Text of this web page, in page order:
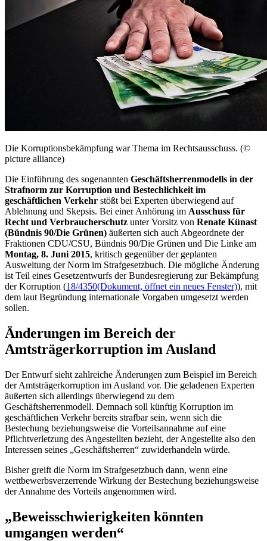
Die Korruptionsbekämpfung war Thema im Rechtsausschuss. (©
picture alliance)
Die Einführung des sogenannten Geschäftsherrenmodells in der
Strafnorm zur Korruption und Bestechlichkeit im
geschäftlichen Verkehr stößt bei Experten überwiegend auf
Ablehnung und Skepsis. Bei einer Anhörung im Ausschuss für
Recht und Verbraucherschutz unter Vorsitz von Renate Künast
(Bündnis 90/Die Grünen) äußerten sich auch Abgeordnete der
Fraktionen CDU/CSU, Bündnis 90/Die Grünen und Die Linke am
Montag, 8. Juni 2015, kritisch gegenüber der geplanten
Ausweitung der Norm im Strafgesetzbuch. Die mögliche Änderung
ist Teil eines Gesetzentwurfs der Bundesregierung zur Bekämpfung
der Korruption (18/4350(Dokument, öffnet ein neues Fenster)), mit
dem laut Begründung internationale Vorgaben umgesetzt werden
sollen.
Änderungen im Bereich der
Amtsträgerkorruption im Ausland
Der Entwurf sieht zahlreiche Änderungen zum Beispiel im Bereich
der Amtsträgerkorruption im Ausland vor. Die geladenen Experten
äußerten sich allerdings überwiegend zu dem
Geschäftsherrenmodell. Demnach soll künftig Korruption im
geschäftlichen Verkehr bereits strafbar sein, wenn sich die
Bestechung beziehungsweise die Vorteilsannahme auf eine
Pflichtverletzung des Angestellten bezieht, der Angestellte also den
Interessen seines „Geschäftsherren“ zuwiderhandeln würde.
Bisher greift die Norm im Strafgesetzbuch dann, wenn eine
wettbewerbsverzerrende Wirkung der Bestechung beziehungsweise
der Annahme des Vorteils angenommen wird.
„Beweisschwierigkeiten könnten
umgangen werden“